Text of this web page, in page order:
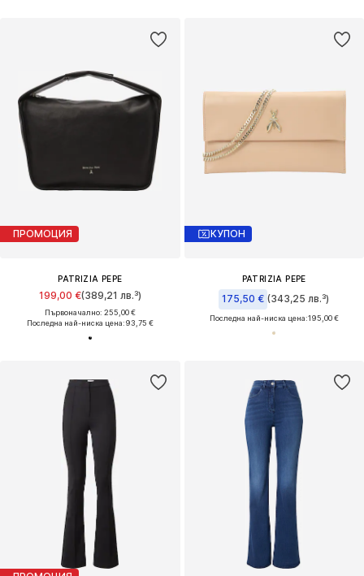
ПРОМОЦИЯ
PATRIZIA PEPE
199,00 €(389,21 лв.³)
Първоначално: 255,00 €
Последна най-ниска цена:93,75 €
КУПОН
PATRIZIA PEPE
175,50 € (343,25 лв.³)
Последна най-ниска цена:195,00 €